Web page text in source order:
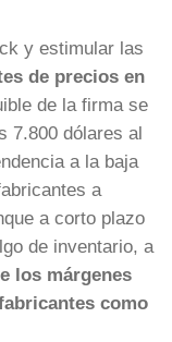
y estimular las
de precios en
de la firma se
7.800 dólares al
a la baja
a
a corto plazo
de inventario, a
los márgenes
como